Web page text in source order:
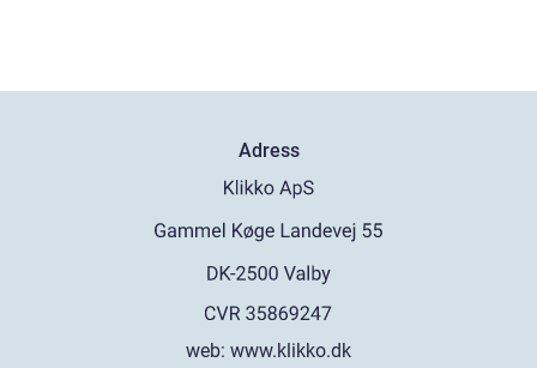
Adress
web: www.klikko.dk